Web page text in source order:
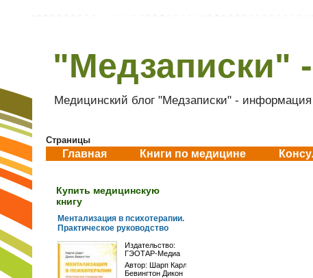
"Медзаписки"
Медицинский блог "Медзаписки" -
Страницы
Главная Книги по медицине
Купить медицинскую
книгу
Ментализация в психотерапии.
Практическое руководство
Издательство:
ГЭОТАР-Медиа
Автор: Шарп Карла
Бевингтон Дикон